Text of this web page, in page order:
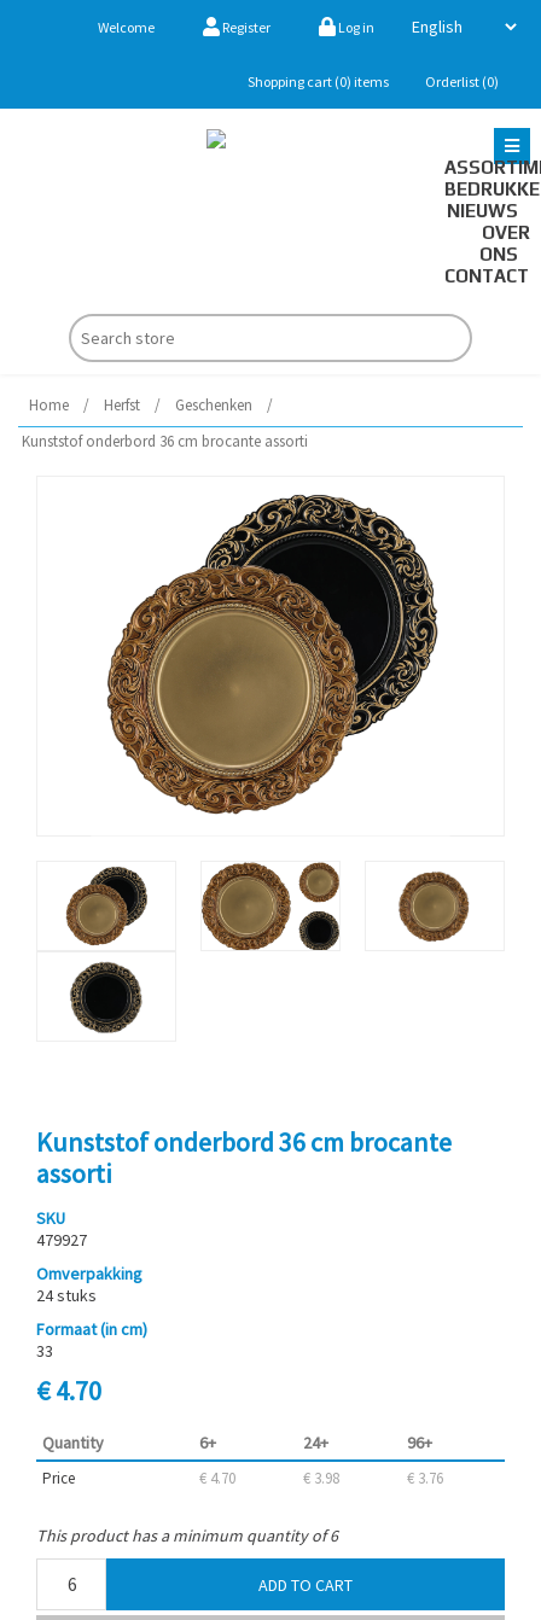
Welcome Register Log in
Shopping cart (0) items Orderlist (0)
NIEUWS
OVER
ONS
CONTACT
Home / Herfst / Geschenken
/
Kunststof onderbord 36 cm brocante assorti
Kunststof onderbord 36 cm brocante
assorti
SKU
479927
Omverpakking
24 stuks
Formaat (in cm)
33
€ 4.70
Quantity 6+ 24+ 96+
Price € 4.70 € 3.98 € 3.76
This product has a minimum quantity of 6